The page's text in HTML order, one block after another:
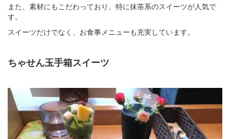
また、素材にもこだわっており、特に抹茶系のスイーツが人気で
す。
スイーツだけでなく、お食事メニューも充実しています。
ちゃせん玉手箱スイーツ